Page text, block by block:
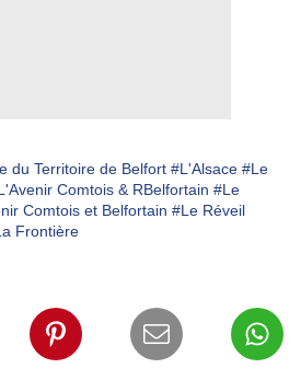
du Territoire de Belfort #L'Alsace #Le
Comtois & RBelfortain #Le
Comtois et Belfortain #Le Réveil
Frontière